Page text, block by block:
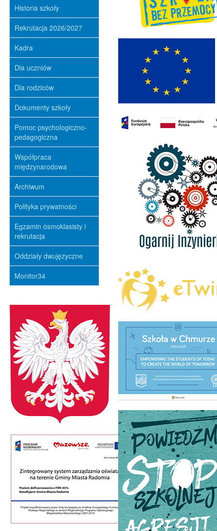
Historia szkoły
Rekrutacja 2026/2027
Kadra
Dla uczniów
Dla rodziców
Dokumenty szkoły
Pomoc psychologiczno-
pedagogiczna
Współpraca
międzynarodowa
Archiwum
Polityka prywatności
Egzamin ósmoklasisty i
rekrutacja
Oddziały dwujęzyczne
Monitor34